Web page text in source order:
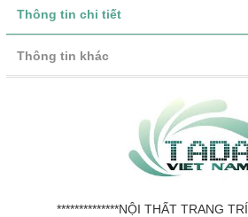
Thông tin chi tiết
Thông tin khác
**************NỘI THẤT TRANG